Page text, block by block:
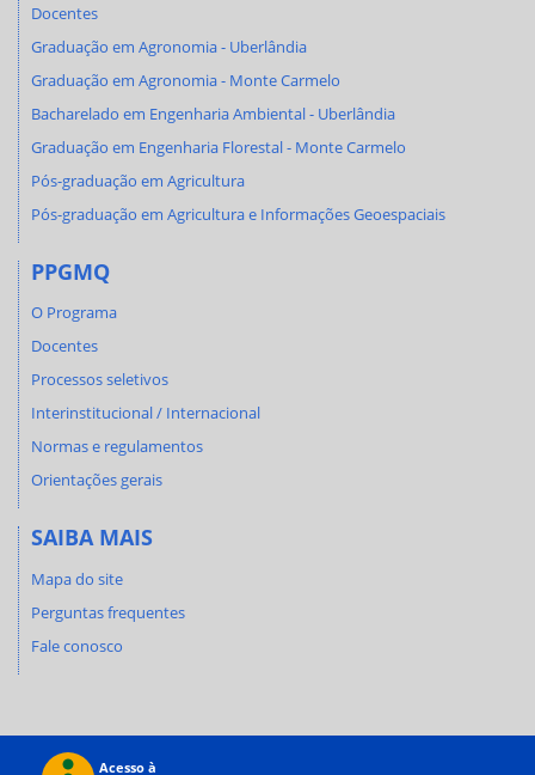
Docentes
Graduação em Agronomia - Uberlândia
Graduação em Agronomia - Monte Carmelo
Bacharelado em Engenharia Ambiental - Uberlândia
Graduação em Engenharia Florestal - Monte Carmelo
Pós-graduação em Agricultura
Pós-graduação em Agricultura e Informações Geoespaciais
PPGMQ
O Programa
Docentes
Processos seletivos
Interinstitucional / Internacional
Normas e regulamentos
Orientações gerais
SAIBA MAIS
Mapa do site
Perguntas frequentes
Fale conosco